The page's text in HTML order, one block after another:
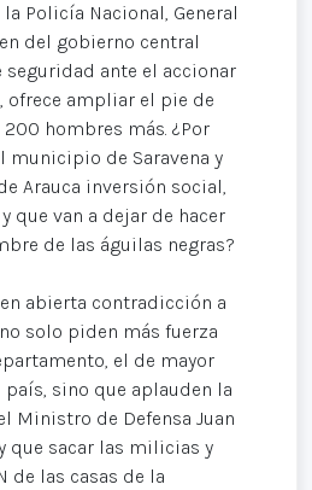
Policía Nacional, General
del gobierno central
seguridad ante el accionar
ofrece ampliar el pie de
hombres más. ¿Por
municipio de Saravena y
Arauca inversión social,
que van a dejar de hacer
de las águilas negras?
abierta contradicción a
solo piden más fuerza
el de mayor
sino que aplauden la
Ministro de Defensa Juan
que sacar las milicias y
de las casas de la